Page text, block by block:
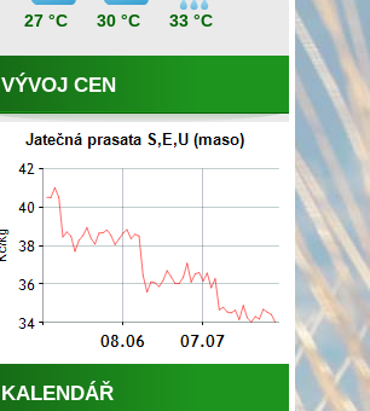
27 °C 30 °C 33 °C
VÝVOJ CEN
KALENDÁŘ